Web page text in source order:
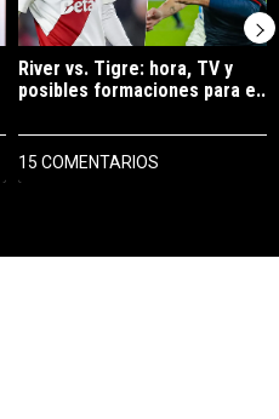
River vs. Tigre: hora, TV y
posibles formaciones para e...
15 COMENTARIOS